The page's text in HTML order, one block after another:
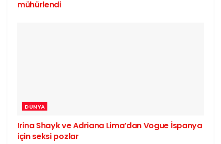
mühürlendi
DÜNYA
Irina Shayk ve Adriana Lima’dan Vogue İspanya
için seksi pozlar